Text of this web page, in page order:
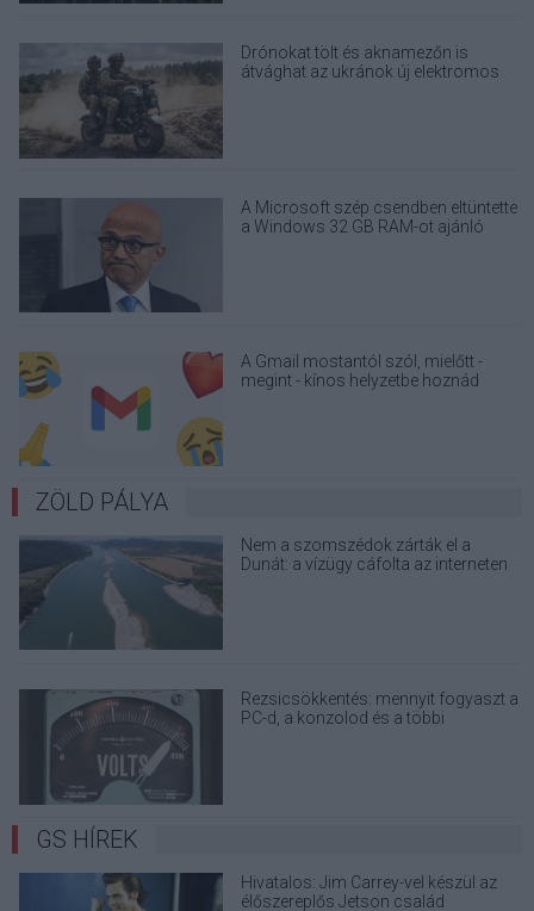
Drónokat tölt és aknamezőn is
átvághat az ukránok új elektromos
A Microsoft szép csendben eltüntette
a Windows 32 GB RAM-ot ajánló
A Gmail mostantól szól, mielőtt -
megint - kínos helyzetbe hoznád
ZÖLD PÁLYA
Nem a szomszédok zárták el a
Dunát: a vízügy cáfolta az interneten
Rezsicsökkentés: mennyit fogyaszt a
PC-d, a konzolod és a többi
GS HÍREK
Hivatalos: Jim Carrey-vel készül az
élőszereplős Jetson család